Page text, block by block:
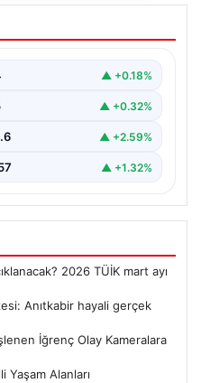
mucizesi:
oldu
yıl boyunca…
▲ +0.18%
▲ +0.32%
▲ +2.59%
▲ +1.32%
2026 TÜİK mart ayı
Anıtkabir hayali gerçek
İğrenç Olay Kameralara
Yaşam Alanları